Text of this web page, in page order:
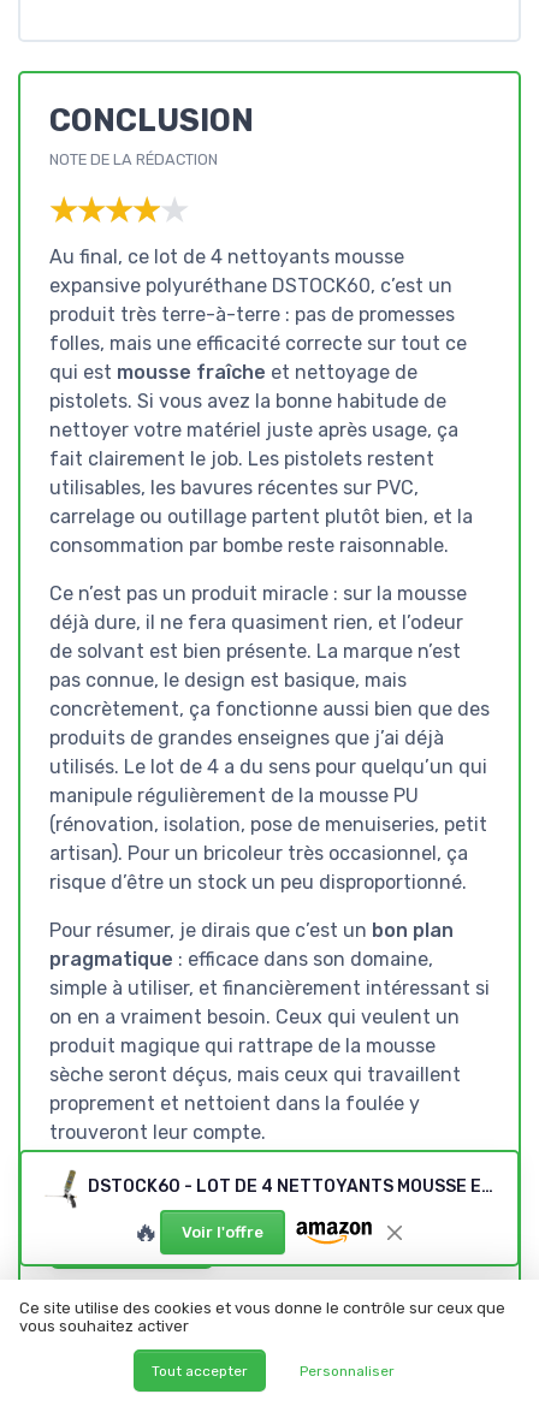
CONCLUSION
NOTE DE LA RÉDACTION
★★★★★
★★★★★
Au final, ce lot de 4 nettoyants mousse
expansive polyuréthane DSTOCK60, c’est un
produit très terre-à-terre : pas de promesses
folles, mais une efficacité correcte sur tout ce
qui est mousse fraîche et nettoyage de
pistolets. Si vous avez la bonne habitude de
nettoyer votre matériel juste après usage, ça
fait clairement le job. Les pistolets restent
utilisables, les bavures récentes sur PVC,
carrelage ou outillage partent plutôt bien, et la
consommation par bombe reste raisonnable.
Ce n’est pas un produit miracle : sur la mousse
déjà dure, il ne fera quasiment rien, et l’odeur
de solvant est bien présente. La marque n’est
pas connue, le design est basique, mais
concrètement, ça fonctionne aussi bien que des
produits de grandes enseignes que j’ai déjà
utilisés. Le lot de 4 a du sens pour quelqu’un qui
manipule régulièrement de la mousse PU
(rénovation, isolation, pose de menuiseries, petit
artisan). Pour un bricoleur très occasionnel, ça
risque d’être un stock un peu disproportionné.
Pour résumer, je dirais que c’est un bon plan
pragmatique : efficace dans son domaine,
simple à utiliser, et financièrement intéressant si
on en a vraiment besoin. Ceux qui veulent un
produit magique qui rattrape de la mousse
sèche seront déçus, mais ceux qui travaillent
proprement et nettoient dans la foulée y
trouveront leur compte.
Voir l'offre
SOUS-NOTES
INTÉRESSANT SI ON UTILISE
SOUVENT DE LA MOUSSE PU
CLASSIQUE, EFFICACE, MAIS
DSTOCK60 - LOT DE 4 NETTOYANTS MOUSSE EXPANSIVE POLYURETHANE - NETTOYANT POUR PISTOLETS, AEROSOLS ET SURFACES - DETACHANT, DEGRAISSANT - 500 ML
🔥 Voir l'offre
Ce site utilise des cookies et vous donne le contrôle sur ceux que
vous souhaitez activer
Tout accepter Personnaliser